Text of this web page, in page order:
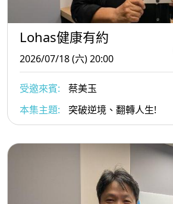
Lohas健康有約
2026/07/18 (六) 20:00
受邀來賓:
蔡美玉
本集主題:
突破逆境、翻轉人生!